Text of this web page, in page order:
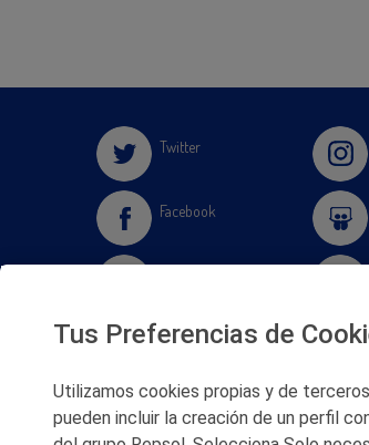
Twitter
Facebook
Flickr
Tus Preferencias de
Utilizamos cookies propias y de
pueden incluir la creación de un perfil